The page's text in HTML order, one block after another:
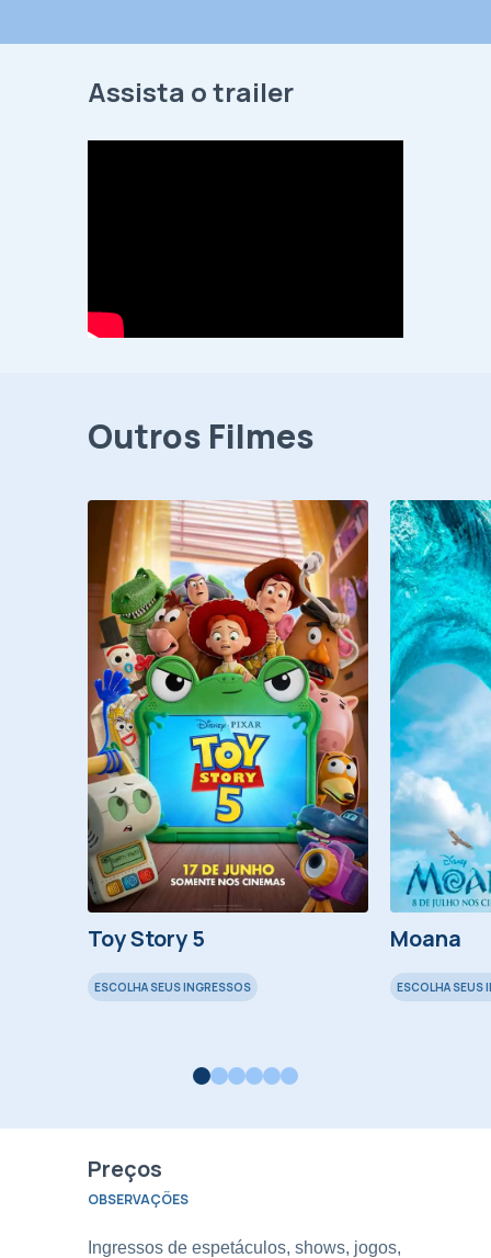
Assista o trailer
Outros Filmes
Toy Story 5
ESCOLHA SEUS INGRESSOS
Moana
ESCOLHA SEUS
Preços
OBSERVAÇÕES
Ingressos de espetáculos, shows, jogos,